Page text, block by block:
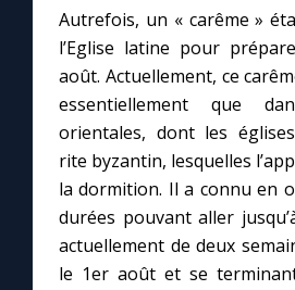
Prier au quotidien
Avec Thérèse de Lisieux
L'Évangile chaque jour
Les premiers samedis du mois
Marie qui défait les nœuds
Autrefois, un « carême »
l’Eglise latine pour
août. Actuellement, ce
essentiellement que
orientales, dont les
rite byzantin, lesquelles
la dormition. Il a connu en
durées pouvant aller
actuellement de deux
le 1er août et se